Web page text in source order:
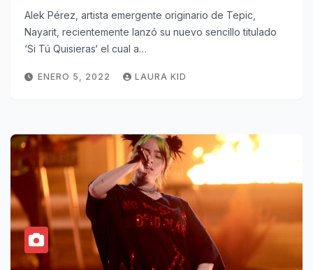
Alek Pérez, artista emergente originario de Tepic,
Nayarit, recientemente lanzó su nuevo sencillo titulado
‘Si Tú Quisieras‘ el cual a…
ENERO 5, 2022 LAURA KID